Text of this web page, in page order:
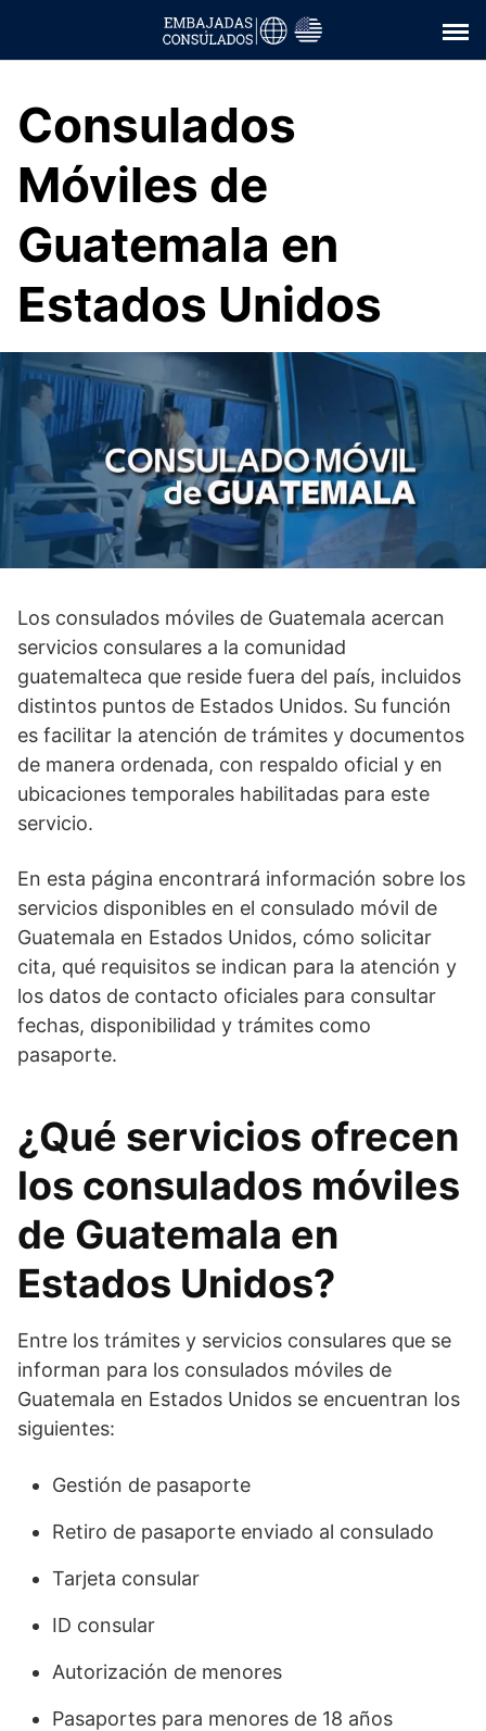
contenido
Consulados
Móviles de
Guatemala en
Estados Unidos
Los consulados móviles de Guatemala acercan
servicios consulares a la comunidad
guatemalteca que reside fuera del país, incluidos
distintos puntos de Estados Unidos. Su función
es facilitar la atención de trámites y documentos
de manera ordenada, con respaldo oficial y en
ubicaciones temporales habilitadas para este
servicio.
En esta página encontrará información sobre los
servicios disponibles en el consulado móvil de
Guatemala en Estados Unidos, cómo solicitar
cita, qué requisitos se indican para la atención y
los datos de contacto oficiales para consultar
fechas, disponibilidad y trámites como
pasaporte.
¿Qué servicios ofrecen
los consulados móviles
de Guatemala en
Estados Unidos?
Entre los trámites y servicios consulares que se
informan para los consulados móviles de
Guatemala en Estados Unidos se encuentran los
siguientes:
Gestión de pasaporte
Retiro de pasaporte enviado al consulado
Tarjeta consular
ID consular
Autorización de menores
Pasaportes para menores de 18 años